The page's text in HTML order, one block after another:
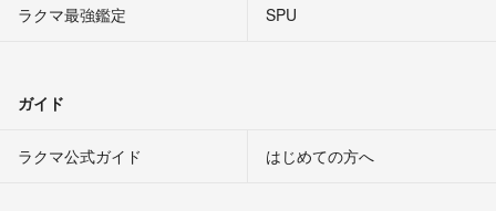
ラクマ最強鑑定
SPU
ガイド
ラクマ公式ガイド はじめての方へ